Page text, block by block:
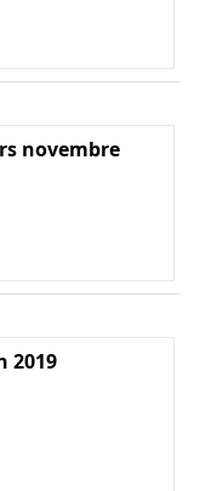
novembre
2019